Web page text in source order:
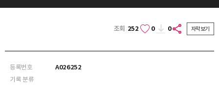
조회 252 0 0 자막보기
등록번호
A026252
기록 분류